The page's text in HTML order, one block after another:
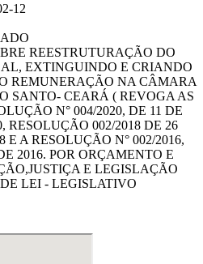
12
REESTRUTURAÇÃO DO
EXTINGUINDO E CRIANDO
REMUNERAÇÃO NA CÂMARA
SANTO- CEARÁ ( REVOGA AS
N° 004/2020, DE 11 DE
RESOLUÇÃO 002/2018 DE 26
E A RESOLUÇÃO N° 002/2016,
2016. POR ORÇAMENTO E
E LEGISLAÇÃO
LEI - LEGISLATIVO